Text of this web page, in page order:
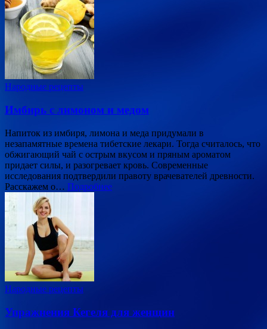
Народные рецепты
Имбирь с лимоном и медом
Напиток из имбиря, лимона и меда придумали в
незапамятные времена тибетские лекари. Тогда считалось, что
обжигающий чай с острым вкусом и пряным ароматом
придает силы, и разогревает кровь. Современные
исследования подтвердили правоту врачевателей древности.
Расскажем о… Подробнее
Народные рецепты
Упражнения Кегеля для женщин